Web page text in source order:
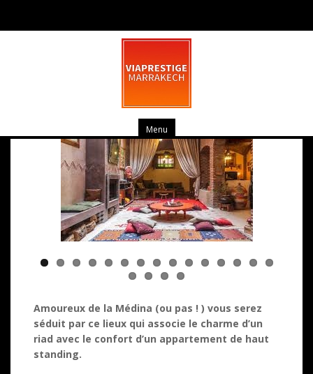
Menu
“Coup de foudre” dans la medina
Amoureux de la Médina (ou pas ! ) vous serez
séduit par ce lieux qui associe le charme d’un
riad avec le confort d’un appartement de haut
standing.